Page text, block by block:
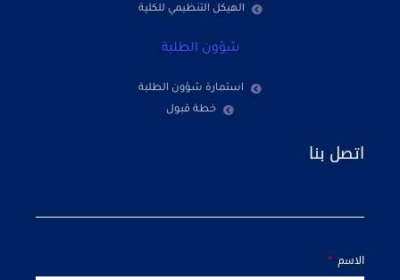
الهيكل التنظيمي للكلية
شؤون الطلبة
استمارة شؤون الطلبة
خطة قبول
اتصل بنا
الاسم